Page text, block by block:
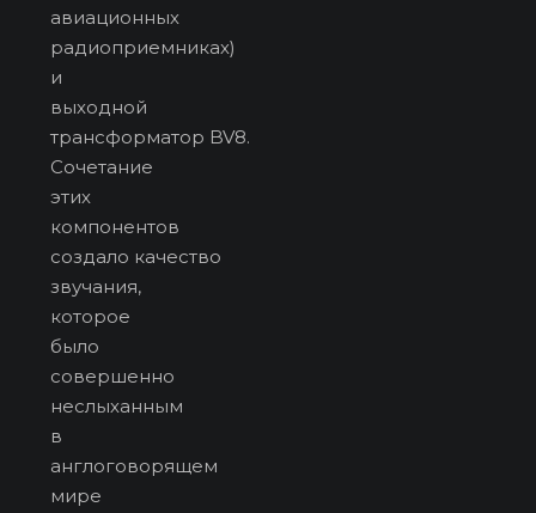
авиационных
радиоприемниках)
и
выходной
трансформатор BV8.
Сочетание
этих
компонентов
создало качество
звучания,
которое
было
совершенно
неслыханным
в
англоговорящем
мире